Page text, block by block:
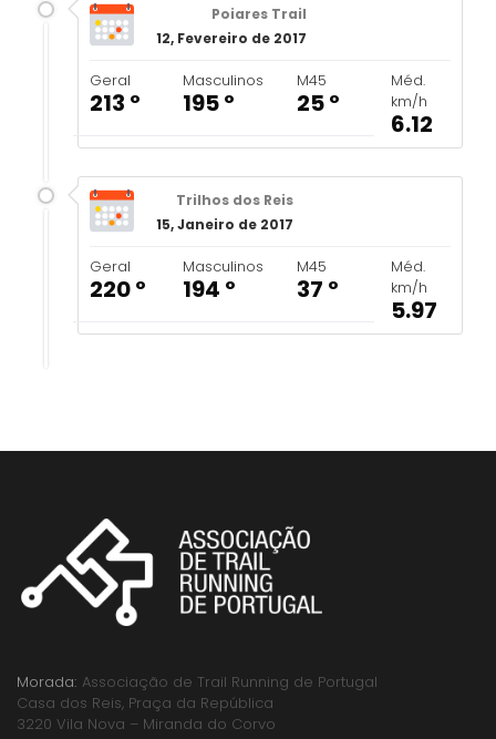
Poiares Trail
12, Fevereiro de 2017
Geral
213 º
Masculinos
195 º
M45
25 º
Méd.
km/h
6.12
Trilhos dos Reis
15, Janeiro de 2017
Geral
220 º
Masculinos
194 º
M45
37 º
Méd.
km/h
5.97
Morada: Associação de Trail Running de Portugal
Casa dos Reis, Praça da República
3220 Vila Nova – Miranda do Corvo